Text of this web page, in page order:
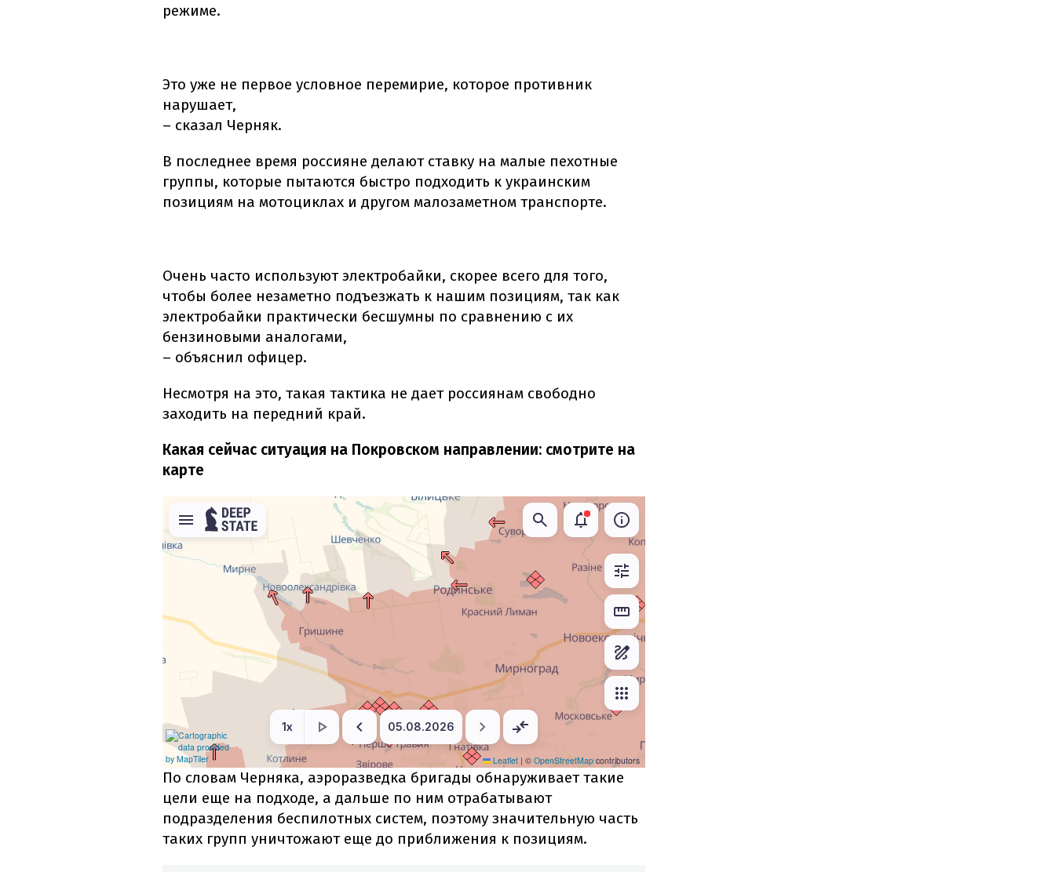
режиме.
Это уже не первое условное перемирие, которое противник
нарушает,
– сказал Черняк.
В последнее время россияне делают ставку на малые пехотные
группы, которые пытаются быстро подходить к украинским
позициям на мотоциклах и другом малозаметном транспорте.
Очень часто используют электробайки, скорее всего для того,
чтобы более незаметно подъезжать к нашим позициям, так как
электробайки практически бесшумны по сравнению с их
бензиновыми аналогами,
– объяснил офицер.
Несмотря на это, такая тактика не дает россиянам свободно
заходить на передний край.
Какая сейчас ситуация на Покровском направлении: смотрите на
карте
По словам Черняка, аэроразведка бригады обнаруживает такие
цели еще на подходе, а дальше по ним отрабатывают
подразделения беспилотных систем, поэтому значительную часть
таких групп уничтожают еще до приближения к позициям.